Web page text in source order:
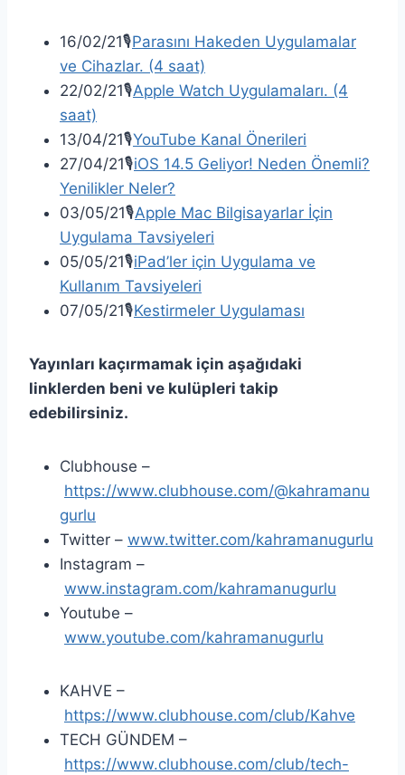
16/02/21🎙Parasını Hakeden Uygulamalar
ve Cihazlar. (4 saat)
22/02/21🎙Apple Watch Uygulamaları. (4
saat)
13/04/21🎙YouTube Kanal Önerileri
27/04/21🎙iOS 14.5 Geliyor! Neden Önemli?
Yenilikler Neler?
03/05/21🎙Apple Mac Bilgisayarlar İçin
Uygulama Tavsiyeleri
05/05/21🎙iPad’ler için Uygulama ve
Kullanım Tavsiyeleri
07/05/21🎙Kestirmeler Uygulaması
Yayınları kaçırmamak için aşağıdaki
linklerden beni ve kulüpleri takip
edebilirsiniz.
Clubhouse –
https://www.clubhouse.com/@kahramanu
gurlu
Twitter – www.twitter.com/kahramanugurlu
Instagram –
www.instagram.com/kahramanugurlu
Youtube –
www.youtube.com/kahramanugurlu
KAHVE –
https://www.clubhouse.com/club/Kahve
TECH GÜNDEM –
https://www.clubhouse.com/club/tech-